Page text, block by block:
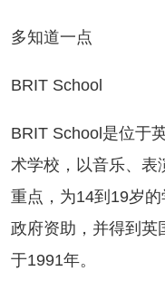
道一点
School
School是位于英
术学校，以音乐、表
重点，为14到19岁
政府资助，并得到英
于1991年。